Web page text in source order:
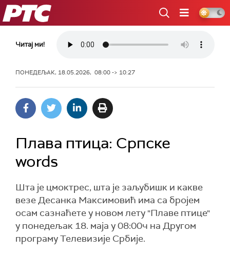
РТС
Читај ми!
ПОНЕДЕЉАК, 18.05.2026, 08:00 -> 10:27
Плава птица: Српске
words
Шта је цмоктрес, шта је заљубишк и какве
везе Десанка Максимовић има са бројем
осам сазнаћете у новом лету "Плаве птице"
у понедељак 18. маја у 08:00ч на Другом
програму Телевизије Србије.